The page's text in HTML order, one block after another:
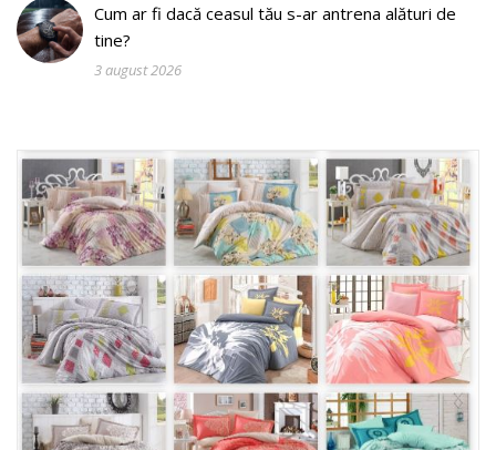
Cum ar fi dacă ceasul tău s-ar antrena alături de
tine?
3 august 2026